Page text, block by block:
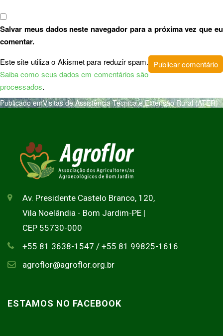
Salvar meus dados neste navegador para a próxima vez que eu
comentar.
Este site utiliza o Akismet para reduzir spam.
Saiba como seus dados em comentários são
processados.
Publicado emVisitas de Assistência Técnica e Extensão Rural (ATER)
Av. Presidente Castelo Branco, 120,
Vila Noelândia - Bom Jardim-PE |
CEP 55730-000
+55 81 3638-1547 / +55 81 99825-1616
agroflor@agroflor.org.br
ESTAMOS NO FACEBOOK